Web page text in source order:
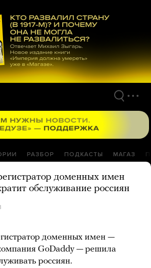
РАЗБОР ПОДКАСТЫ МАГАЗ
доменных имен
обслуживание россиян
доменных имен —
GoDaddy — решила
россиян.